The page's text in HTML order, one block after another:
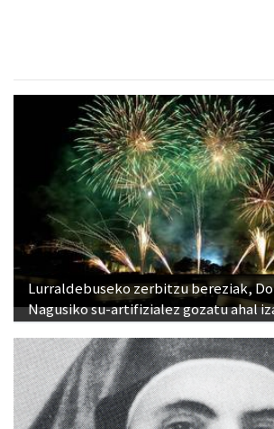
Lurraldebuseko zerbitzu bereziak,
Nagusiko su-artifizialez gozatu ahal